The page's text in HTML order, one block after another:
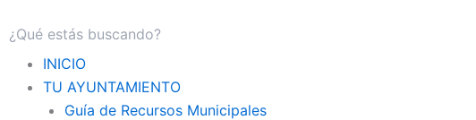
INICIO
TU AYUNTAMIENTO
Guía de Recursos Municipales